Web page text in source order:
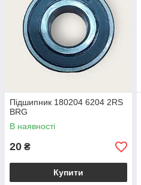
Підшипник 180204 6204 2RS
BRG
В наявності
20 ₴
Купити